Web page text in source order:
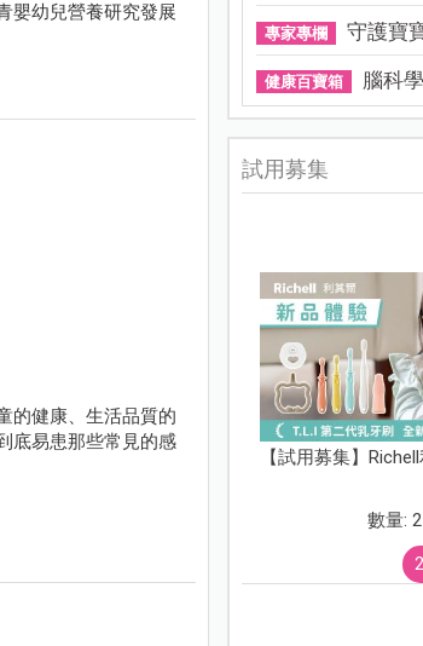
嬰幼兒營養研究發展
的健康、生活品質的
底易患那些常見的感
專家專欄 守護寶
健康百寶箱 腦科學
試用募集
【試用募集】
數量: